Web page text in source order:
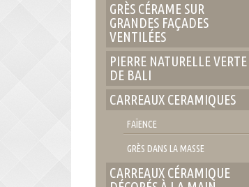
GRÈS CÉRAME SUR
GRANDES FAÇADES
VENTILÉES
PIERRE NATURELLE VERTE
DE BALI
CARREAUX CERAMIQUES
FAÏENCE
GRÈS DANS LA MASSE
CARREAUX CÉRAMIQUE